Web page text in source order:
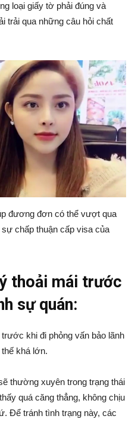
Member
Viking
Group
(VKG)
loại giấy tờ phải đúng và
trải qua những câu hỏi chất
đương đơn có thể vượt qua
chấp thuận cấp visa của
thoải mái trước
sự quán:
khi đi phỏng vấn bảo lãnh
khá lớn.
thường xuyên trong trạng thái
quá căng thẳng, không chịu
Để tránh tình trạng này, các